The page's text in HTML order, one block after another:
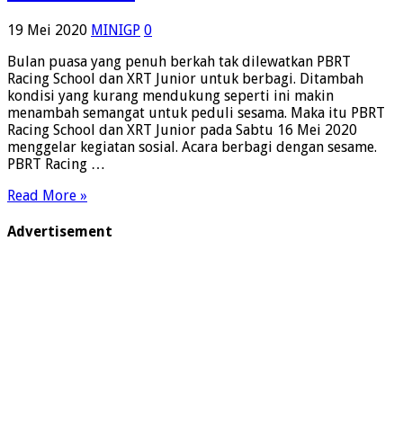
19 Mei 2020 MINIGP 0
Bulan puasa yang penuh berkah tak dilewatkan PBRT
Racing School dan XRT Junior untuk berbagi. Ditambah
kondisi yang kurang mendukung seperti ini makin
menambah semangat untuk peduli sesama. Maka itu PBRT
Racing School dan XRT Junior pada Sabtu 16 Mei 2020
menggelar kegiatan sosial. Acara berbagi dengan sesame.
PBRT Racing …
Read More »
Advertisement